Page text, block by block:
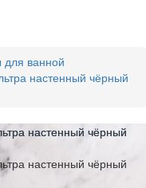
для ванной
настенный чёрный